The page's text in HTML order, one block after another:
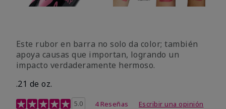
Este rubor en barra no solo da color; también
apoya causas que importan, logrando un
impacto verdaderamente hermoso.
.21 de oz.
Calificación de clientes de 3,1 de 5
5.0 4 Reseñas Escribir una opinión